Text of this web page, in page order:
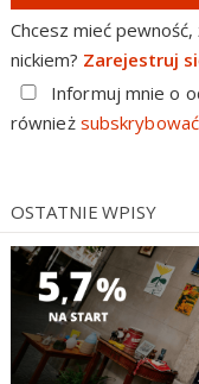
Chcesz mieć
nickiem? Zarejestruj
Informuj mnie o
również subskrybować
OSTATNIE WPISY